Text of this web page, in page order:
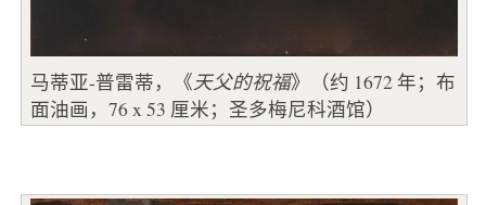
马蒂亚-普雷蒂，《天父的祝福》（约 1672 年；布
面油画，76 x 53 厘米；圣多梅尼科酒馆）